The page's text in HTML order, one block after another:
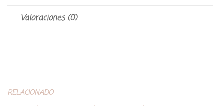
Valoraciones (0)
RELACIONADO